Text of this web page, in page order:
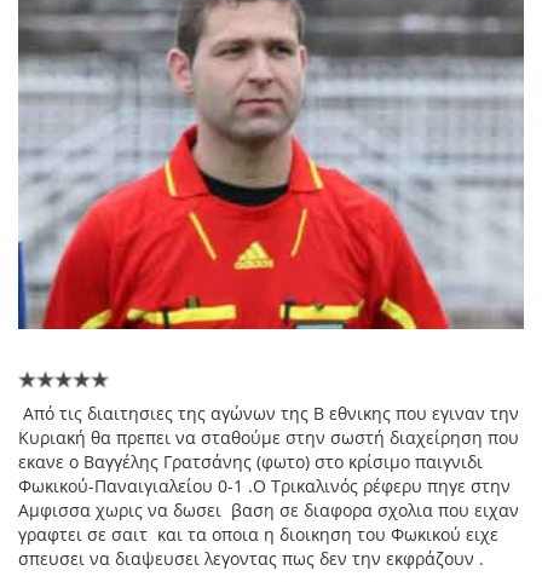
Από τις διαιτησιες της αγώνων της Β εθνικης που εγιναν την
Κυριακή θα πρεπει να σταθούμε στην σωστή διαχείρηση που
εκανε ο Βαγγέλης Γρατσάνης (φωτο) στο κρίσιμο παιγνιδι
Φωκικού-Παναιγιαλείου 0-1 .Ο Τρικαλινός ρέφερυ πηγε στην
Αμφισσα χωρις να δωσει βαση σε διαφορα σχολια που ειχαν
γραφτει σε σαιτ και τα οποια η διοικηση του Φωκικού ειχε
σπευσει να διαψευσει λεγοντας πως δεν την εκφράζουν .